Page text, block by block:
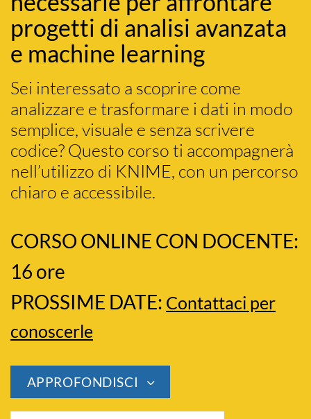
progetti di analisi avanzata
e machine learning
Sei interessato a scoprire come
analizzare e trasformare i dati in modo
semplice, visuale e senza scrivere
codice? Questo corso ti accompagnerà
nell’utilizzo di KNIME, con un percorso
chiaro e accessibile.
CORSO ONLINE CON DOCENTE:
16 ore
PROSSIME DATE: Contattaci per
conoscerle
APPROFONDISCI